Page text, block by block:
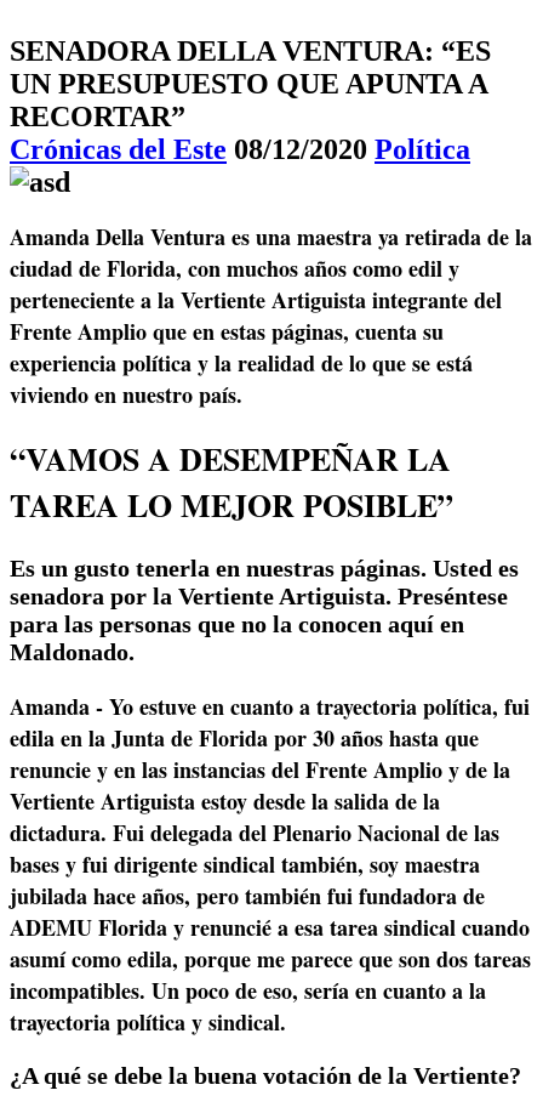
SENADORA DELLA VENTURA: “ES
UN PRESUPUESTO QUE APUNTA A
RECORTAR”
Crónicas del Este 08/12/2020 Política
Amanda Della Ventura es una maestra ya retirada de la
ciudad de Florida, con muchos años como edil y
perteneciente a la Vertiente Artiguista integrante del
Frente Amplio que en estas páginas, cuenta su
experiencia política y la realidad de lo que se está
viviendo en nuestro país.
“VAMOS A DESEMPEÑAR LA
TAREA LO MEJOR POSIBLE”
Es un gusto tenerla en nuestras páginas. Usted es
senadora por la Vertiente Artiguista. Preséntese
para las personas que no la conocen aquí en
Maldonado.
Amanda - Yo estuve en cuanto a trayectoria política, fui
edila en la Junta de Florida por 30 años hasta que
renuncie y en las instancias del Frente Amplio y de la
Vertiente Artiguista estoy desde la salida de la
dictadura. Fui delegada del Plenario Nacional de las
bases y fui dirigente sindical también, soy maestra
jubilada hace años, pero también fui fundadora de
ADEMU Florida y renuncié a esa tarea sindical cuando
asumí como edila, porque me parece que son dos tareas
incompatibles. Un poco de eso, sería en cuanto a la
trayectoria política y sindical.
¿A qué se debe la buena votación de la Vertiente?